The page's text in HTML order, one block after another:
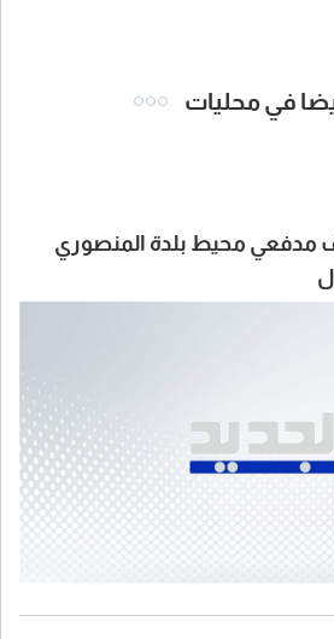
في محليات
مدفعي محيط بلدة المنصوري